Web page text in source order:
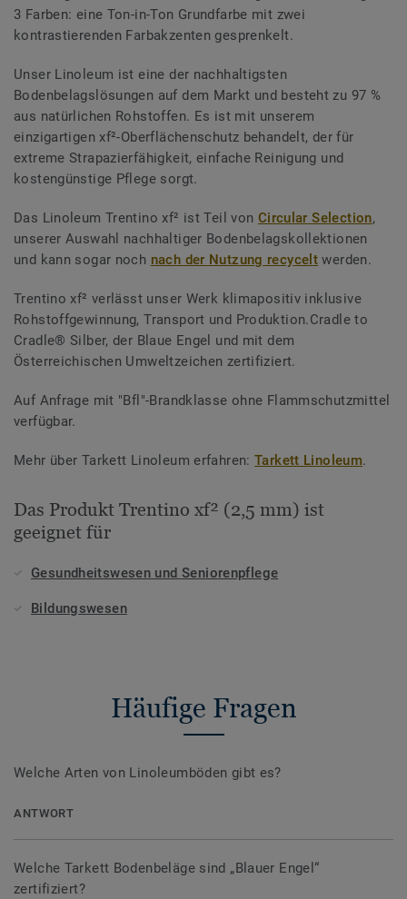
3 Farben: eine Ton-in-Ton Grundfarbe mit zwei
kontrastierenden Farbakzenten gesprenkelt.
Unser Linoleum ist eine der nachhaltigsten
Bodenbelagslösungen auf dem Markt und besteht zu 97 %
aus natürlichen Rohstoffen. Es ist mit unserem
einzigartigen xf²-Oberflächenschutz behandelt, der für
extreme Strapazierfähigkeit, einfache Reinigung und
kostengünstige Pflege sorgt.
Das Linoleum Trentino xf² ist Teil von Circular Selection,
unserer Auswahl nachhaltiger Bodenbelagskollektionen
und kann sogar noch nach der Nutzung recycelt werden.
Trentino xf² verlässt unser Werk klimapositiv inklusive
Rohstoffgewinnung, Transport und Produktion.Cradle to
Cradle® Silber, der Blaue Engel und mit dem
Österreichischen Umweltzeichen zertifiziert.
Auf Anfrage mit "Bfl"-Brandklasse ohne Flammschutzmittel
verfügbar.
Mehr über Tarkett Linoleum erfahren:Tarkett Linoleum.
Das Produkt Trentino xf² (2,5 mm) ist
geeignet für
Gesundheitswesen und Seniorenpflege
Bildungswesen
Häufige Fragen
Welche Arten von Linoleumböden gibt es?
ANTWORT
Welche Tarkett Bodenbeläge sind „Blauer Engel“
zertifiziert?